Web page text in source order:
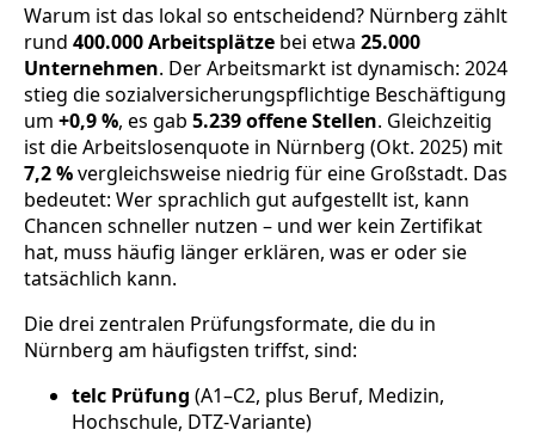
Warum ist das lokal so entscheidend? Nürnberg zählt
rund 400.000 Arbeitsplätze bei etwa 25.000
Unternehmen. Der Arbeitsmarkt ist dynamisch: 2024
stieg die sozialversicherungspflichtige Beschäftigung
um +0,9 %, es gab 5.239 offene Stellen. Gleichzeitig
ist die Arbeitslosenquote in Nürnberg (Okt. 2025) mit
7,2 %vergleichsweise niedrig für eine Großstadt. Das
bedeutet: Wer sprachlich gut aufgestellt ist, kann
Chancen schneller nutzen – und wer kein Zertifikat
hat, muss häufig länger erklären, was er oder sie
tatsächlich kann.
Die drei zentralen Prüfungsformate, die du in
Nürnberg am häufigsten triffst, sind:
telc Prüfung (A1–C2, plus Beruf, Medizin,
Hochschule, DTZ-Variante)